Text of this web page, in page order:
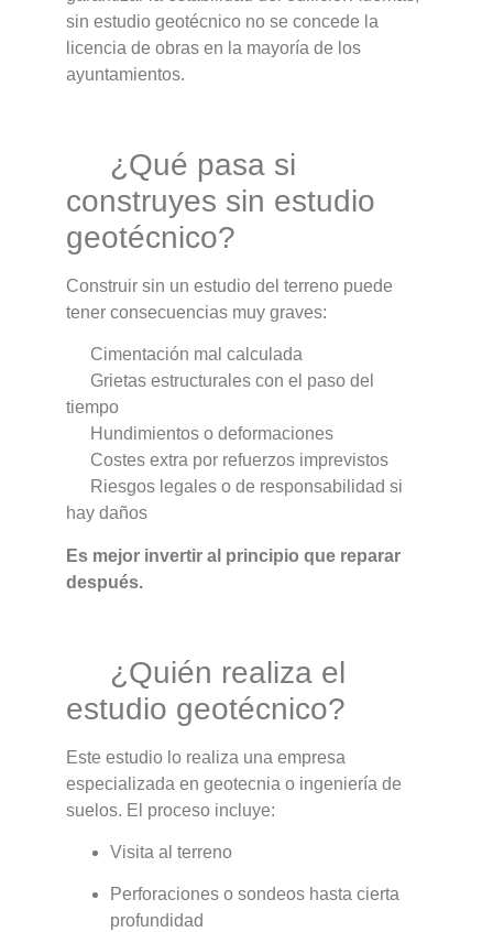
sin estudio geotécnico no se concede la
licencia de obras en la mayoría de los
ayuntamientos.
¿Qué pasa si
construyes sin estudio
geotécnico?
Construir sin un estudio del terreno puede
tener consecuencias muy graves:
Cimentación mal calculada
Grietas estructurales con el paso del
tiempo
Hundimientos o deformaciones
Costes extra por refuerzos imprevistos
Riesgos legales o de responsabilidad si
hay daños
Es mejor invertir al principio que reparar
después.
¿Quién realiza el
estudio geotécnico?
Este estudio lo realiza una empresa
especializada en geotecnia o ingeniería de
suelos. El proceso incluye:
Visita al terreno
Perforaciones o sondeos hasta cierta
profundidad